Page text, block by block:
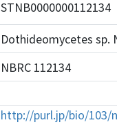
STNB0000000112134
Dothideomycetes sp.
NBRC 112134
http://purl.jp/bio/103/